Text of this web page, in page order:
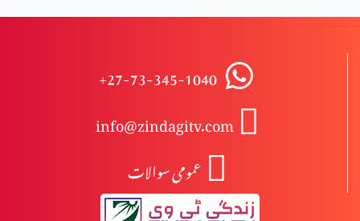
بائبل مقدس کا ادب (حصہ 3)
بائبل مقدس کا ادب (حصہ 2)
بائبل مقدس کا ادب (حصہ 1)
+27-73-345-1040
info@zindagitv.com
عمومی سوالات